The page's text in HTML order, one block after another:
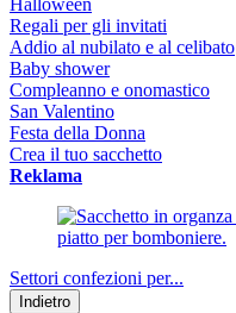
Halloween
Regali per gli invitati
Addio al nubilato e al celibato
Baby shower
Compleanno e onomastico
San Valentino
Festa della Donna
Crea il tuo sacchetto
Reklama
Settori confezioni per...
Indietro